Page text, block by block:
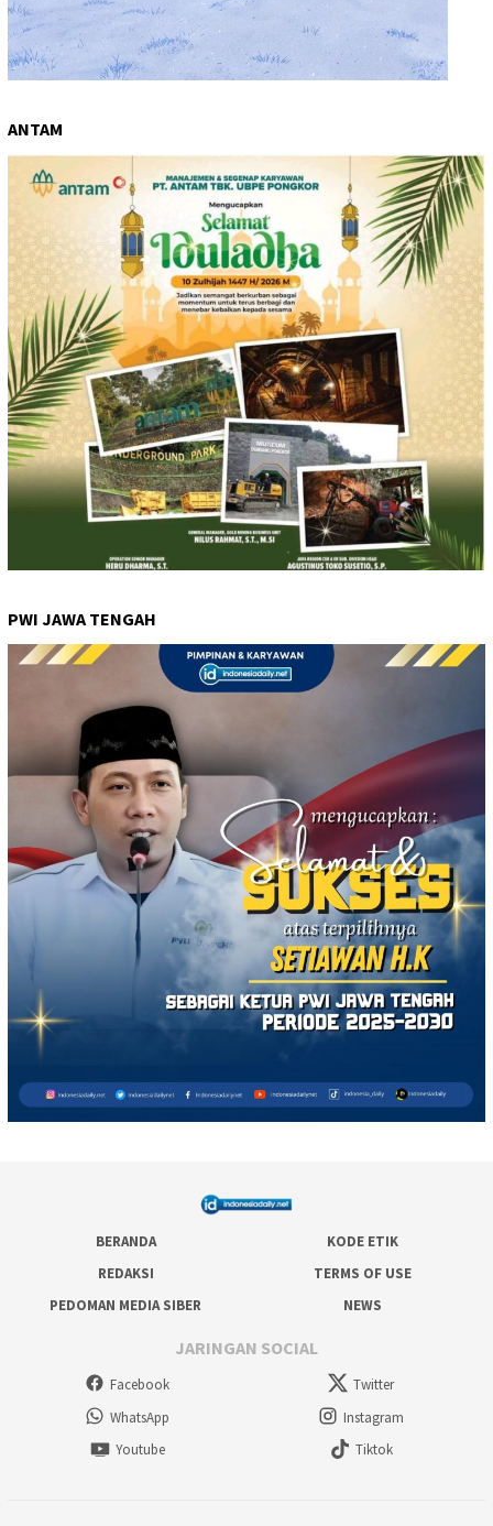
ANTAM
PWI JAWA TENGAH
BERANDA
KODE ETIK
REDAKSI
TERMS OF USE
PEDOMAN MEDIA SIBER
NEWS
JARINGAN SOCIAL
Facebook
Twitter
WhatsApp
Instagram
Youtube
Tiktok